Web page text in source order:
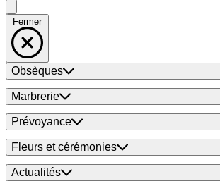
Fermer
Obsèques
Marbrerie
Prévoyance
Fleurs et cérémonies
Actualités